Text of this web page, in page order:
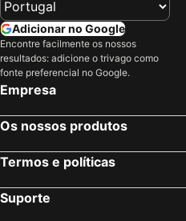
Adicionar no Google
Encontre facilmente os nossos
resultados: adicione o trivago como
fonte preferencial no Google.
Empresa
Os nossos produtos
Termos e políticas
Suporte